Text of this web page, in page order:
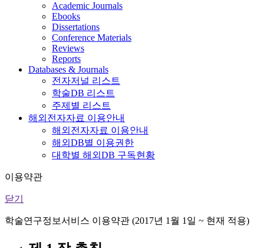
Academic Journals
Ebooks
Dissertations
Conference Materials
Reviews
Reports
Databases & Journals
전자저널 리스트
학술DB 리스트
주제별 리스트
해외전자자료 이용안내
해외전자자료 이용안내
해외DB별 이용권한
대학별 해외DB 구독현황
이용약관
닫기
학술연구정보서비스 이용약관 (2017년 1월 1일 ~ 현재 적용)